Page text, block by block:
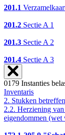
201.1
201.2 Sectie A 1
201.3 Sectie A 2
201.4 Sectie A 3
0179 Instanties
Inventaris
2. Stukken
2.2. Herziening
eigendommen (wet